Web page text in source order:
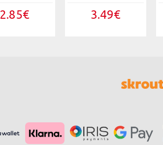
2.85€ 3.49€